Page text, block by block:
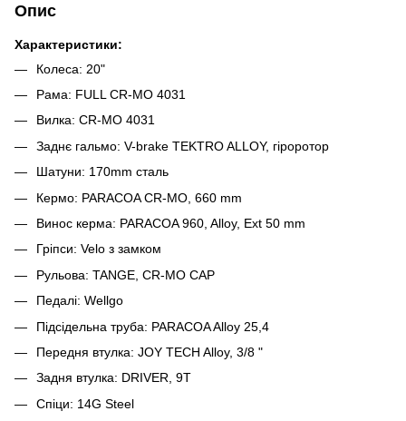
Опис
Характеристики:
Колеса: 20"
Рама: FULL CR-MO 4031
Вилка: CR-MO 4031
Заднє гальмо: V-brake TEKTRO ALLOY, гіроротор
Шатуни: 170mm сталь
Кермо: PARACOA CR-MO, 660 mm
Винос керма: PARACOA 960, Alloy, Ext 50 mm
Гріпси: Velo з замком
Рульова: TANGE, CR-MO CAP
Педалі: Wellgo
Підсідельна труба: PARACOA Alloy 25,4
Передня втулка: JOY TECH Alloy, 3/8 "
Задня втулка: DRIVER, 9T
Cпіци: 14G Steel